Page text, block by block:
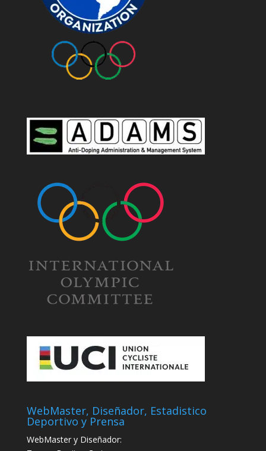
WebMaster, Diseñador, Estadistico
Deportivo y Prensa
WebMaster y Diseñador: